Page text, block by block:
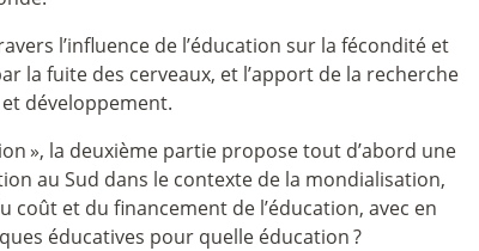
l’influence de l’éducation sur la fécondité et
la fuite des cerveaux, et l’apport de la recherche
développement.
», la deuxième partie propose tout d’abord une
au Sud dans le contexte de la mondialisation,
coût et du financement de l’éducation, avec en
éducatives pour quelle éducation?